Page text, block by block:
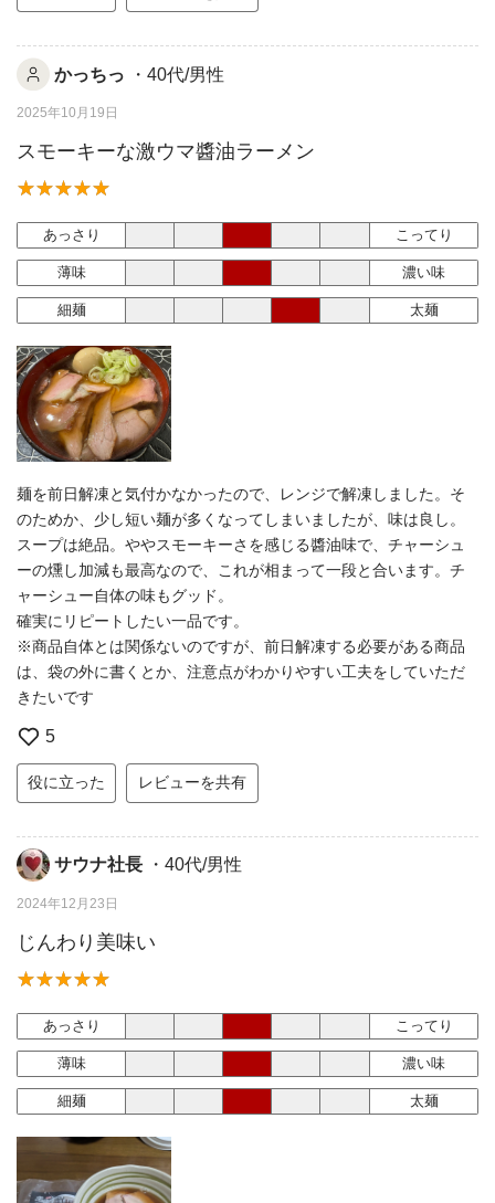
かっちっ ・40代/男性
2025年10月19日
スモーキーな激ウマ醬油ラーメン
あっさり こってり
薄味 濃い味
細麺 太麺
麺を前日解凍と気付かなかったので、レンジで解凍しました。そ
のためか、少し短い麺が多くなってしまいましたが、味は良し。
スープは絶品。ややスモーキーさを感じる醬油味で、チャーシュ
ーの燻し加減も最高なので、これが相まって一段と合います。チ
ャーシュー自体の味もグッド。
確実にリピートしたい一品です。
※商品自体とは関係ないのですが、前日解凍する必要がある商品
は、袋の外に書くとか、注意点がわかりやすい工夫をしていただ
きたいです
5
役に立った レビューを共有
サウナ社長 ・40代/男性
2024年12月23日
じんわり美味い
あっさり こってり
薄味 濃い味
細麺 太麺